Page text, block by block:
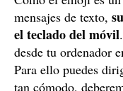
mensajes de texto,
el teclado del móvil
desde tu ordenador
Para ello puedes
tan cómodo,